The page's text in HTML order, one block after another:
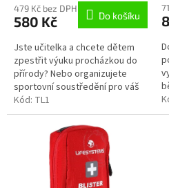
produktu
je
z
5
hvězdiček.
479 Kč bez DPH
580 Kč Do košíku
Jste učitelka a chcete dětem
zpestřit výuku procházkou do
přírody? Nebo organizujete
sportovní soustředění pro váš
skvělý tým? Kvalitní turistická
lékárnička je nezbytná pro...
Kód: TL1